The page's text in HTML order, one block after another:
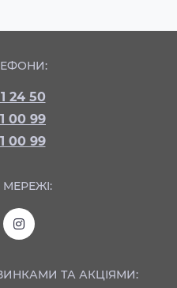
24 50
00 99
00 99
ТА АКЦІЯМИ: